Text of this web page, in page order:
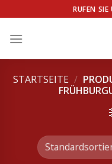
to
content
RUFEN
STARTSEITE /